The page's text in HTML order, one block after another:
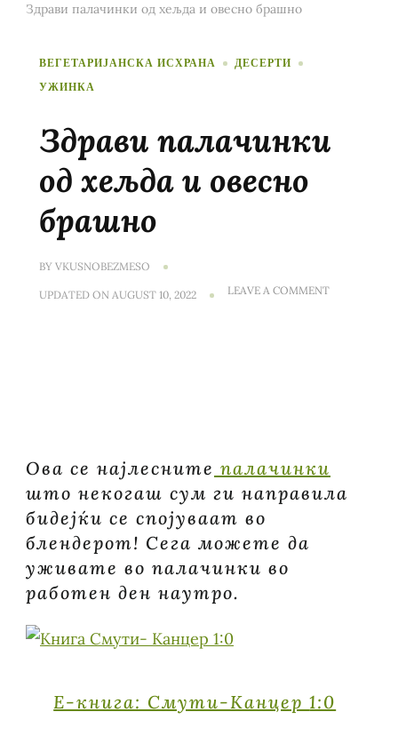
Здрави палачинки од хељда и овесно брашно
ВЕГЕТАРИЈАНСКА ИСХРАНА
ДЕСЕРТИ
УЖИНКА
Здрави палачинки
од хељда и овесно
брашно
BY VKUSNOBEZMESO
UPDATED ON AUGUST 10, 2022 LEAVE A COMMENTON
Ова се најлесните палачинки
што некогаш сум ги направила
бидејќи се спојуваат во
блендерот! Сега можете да
уживате во палачинки во
работен ден наутро.
E-книга: Смути-Канцер1:0